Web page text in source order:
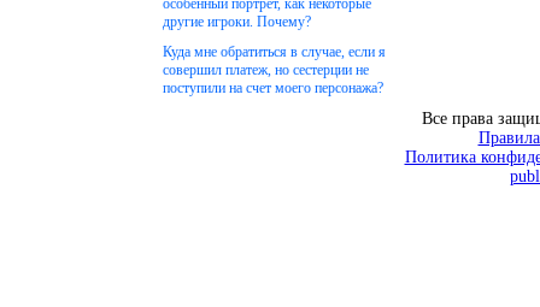
особенный портрет, как некоторые
другие игроки. Почему?
Куда мне обратиться в случае, если я
совершил платеж, но сестерции не
поступили на счет моего персонажа?
Все права
Политика